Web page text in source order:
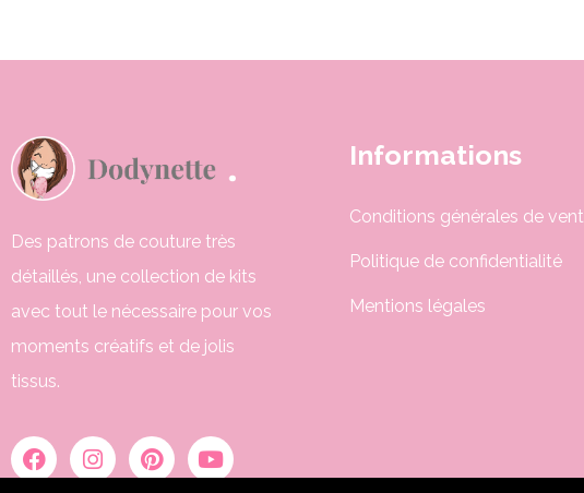
Des patrons de couture très
détaillés, une collection de kits
avec tout le nécessaire pour vos
moments créatifs et de jolis
tissus.
Informations
Conditions générales de
Politique de confidentialité
Mentions légales